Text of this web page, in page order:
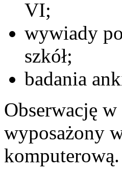
VI;
wywiady
szkół;
badania
Obserwację
wyposażony